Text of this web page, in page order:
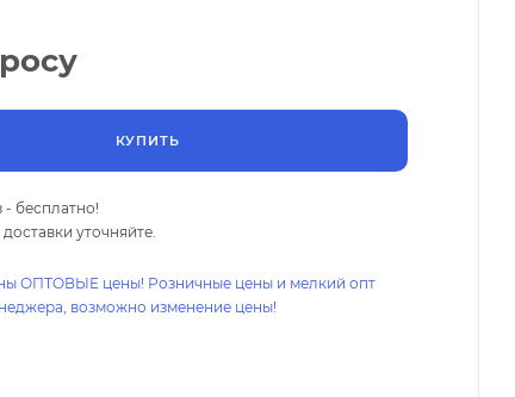
КУПИТЬ
бесплатно!
уточняйте.
ОПТОВЫЕ цены! Розничные цены и мелкий опт
возможно изменение цены!